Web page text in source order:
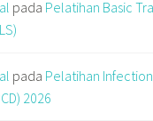
pada Pelatihan Basic
pada Pelatihan
2026